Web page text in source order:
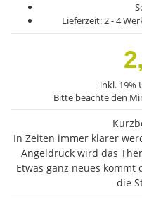
Lieferzeit:2 - 4
inkl. 19%
Bitte beachte den
In Zeiten immer klarer
Angeldruck wird das
Etwas ganz neues
die